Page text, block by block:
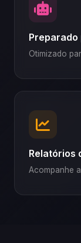
Preparado
Otimizado
Relatórios
Acompanhe